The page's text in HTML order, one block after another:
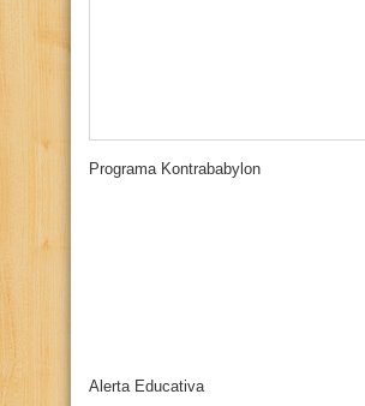
Programa Kontrababylon
Alerta Educativa